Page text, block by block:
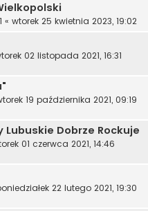
« wtorek 25 kwietnia 2023, 19:02
02 listopada 2021, 16:31
19 października 2021, 09:19
Dobrze Rockuje
01 czerwca 2021, 14:46
22 lutego 2021, 19:30